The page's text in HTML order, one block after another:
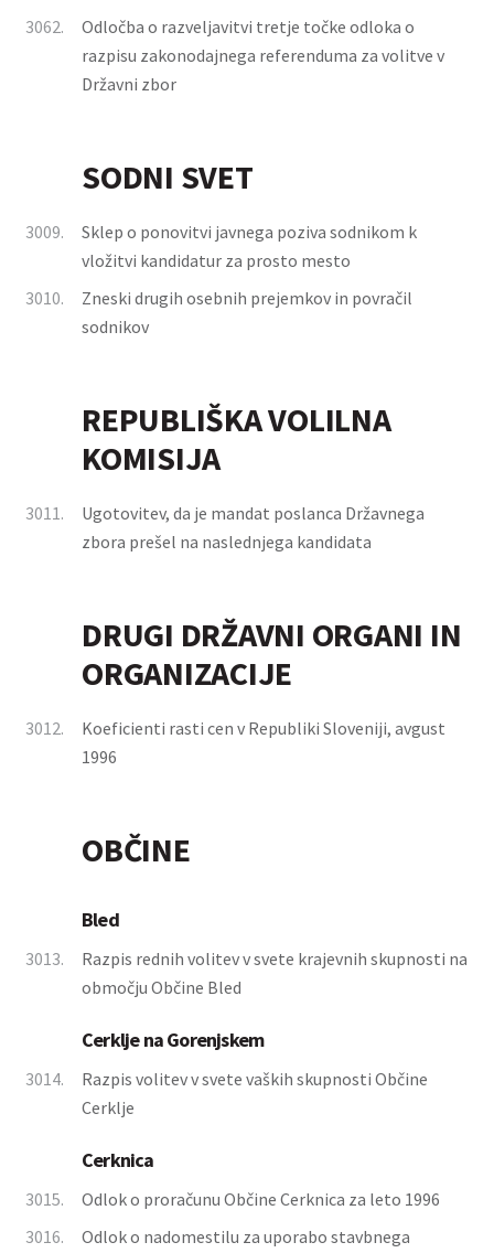
3062.
Odločba o razveljavitvi tretje točke odloka o
razpisu zakonodajnega referenduma za volitve v
Državni zbor
SODNI SVET
3009.
Sklep o ponovitvi javnega poziva sodnikom k
vložitvi kandidatur za prosto mesto
3010.
Zneski drugih osebnih prejemkov in povračil
sodnikov
REPUBLIŠKA VOLILNA
KOMISIJA
3011.
Ugotovitev, da je mandat poslanca Državnega
zbora prešel na naslednjega kandidata
DRUGI DRŽAVNI ORGANI IN
ORGANIZACIJE
3012.
Koeficienti rasti cen v Republiki Sloveniji, avgust
1996
OBČINE
Bled
3013.
Razpis rednih volitev v svete krajevnih skupnosti na
območju Občine Bled
Cerklje na Gorenjskem
3014.
Razpis volitev v svete vaških skupnosti Občine
Cerklje
Cerknica
3015.
Odlok o proračunu Občine Cerknica za leto 1996
3016.
Odlok o nadomestilu za uporabo stavbnega